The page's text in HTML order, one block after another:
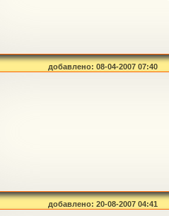
добавлено: 08-04-2007 07:40
добавлено: 20-08-2007 04:41